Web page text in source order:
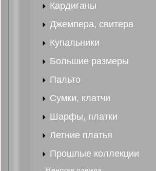
Кардиганы
Джемпера, свитера
Купальники
Большие размеры
Пальто
Сумки, клатчи
Шарфы, платки
Летние платья
Прошлые коллекции